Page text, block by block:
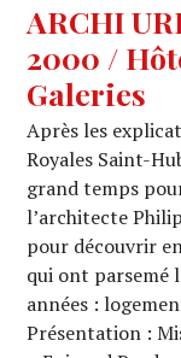
ARCHI
2000 /
Galeries
Après les
Royales Saint-
grand temps
l’architecte
pour découvrir
qui ont parsemé
années :
Présentation :